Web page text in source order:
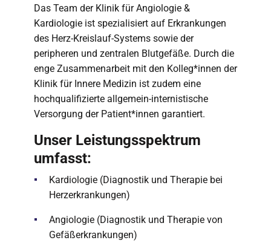
Das Team der Klinik für Angiologie &
Kardiologie ist spezialisiert auf Erkrankungen
des Herz-Kreislauf-Systems sowie der
peripheren und zentralen Blutgefäße. Durch die
enge Zusammenarbeit mit den Kolleg*innen der
Klinik für Innere Medizin ist zudem eine
hochqualifizierte allgemein-internistische
Versorgung der Patient*innen garantiert.
Unser Leistungsspektrum
umfasst:
Kardiologie (Diagnostik und Therapie bei
Herzerkrankungen)
Angiologie (Diagnostik und Therapie von
Gefäßerkrankungen)